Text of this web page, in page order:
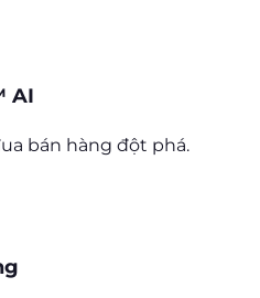
AI
bán hàng đột phá.